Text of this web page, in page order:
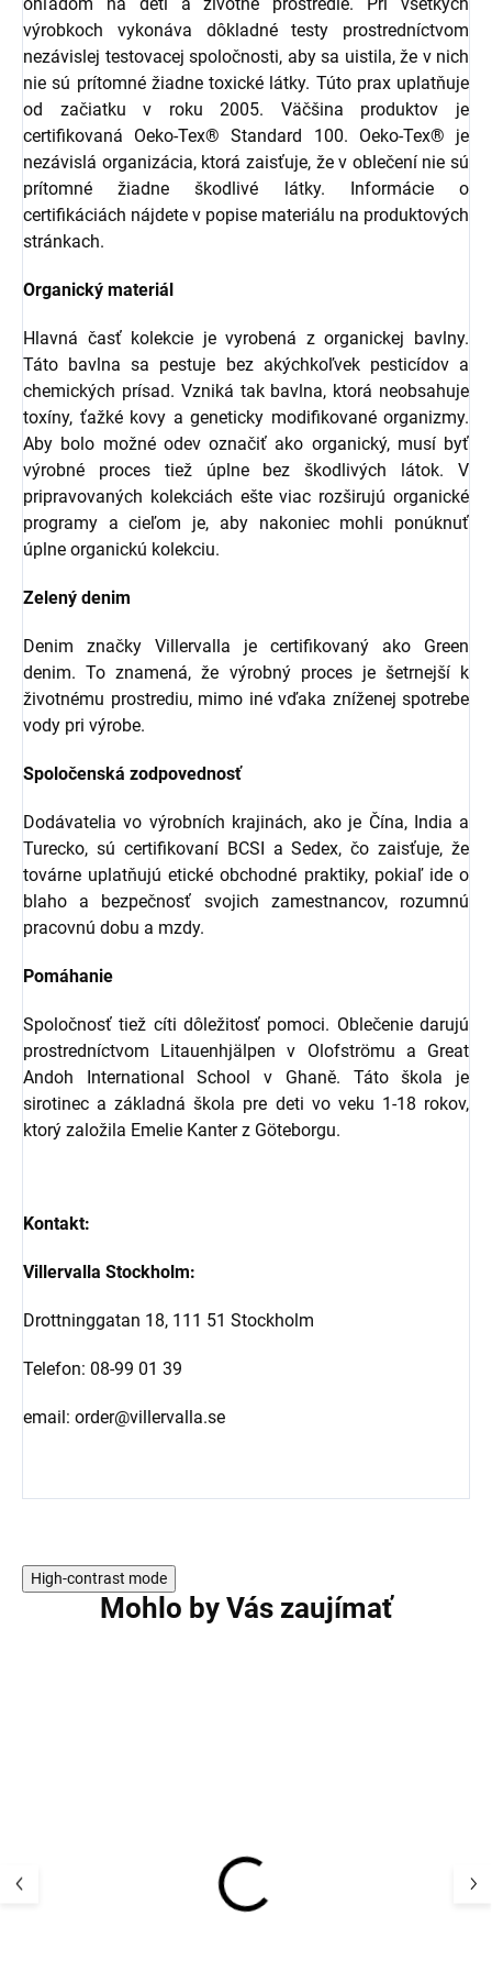
výrobkoch vykonáva dôkladné testy prostredníctvom
nezávislej testovacej spoločnosti, aby sa uistila, že v nich
nie sú prítomné žiadne toxické látky. Túto prax uplatňuje
od začiatku v roku 2005. Väčšina produktov je
certifikovaná Oeko-Tex® Standard 100. Oeko-Tex® je
nezávislá organizácia, ktorá zaisťuje, že v oblečení nie sú
prítomné žiadne škodlivé látky. Informácie o
certifikáciách nájdete v popise materiálu na produktových
stránkach.
Organický materiál
Hlavná časť kolekcie je vyrobená z organickej bavlny.
Táto bavlna sa pestuje bez akýchkoľvek pesticídov a
chemických prísad. Vzniká tak bavlna, ktorá neobsahuje
toxíny, ťažké kovy a geneticky modifikované organizmy.
Aby bolo možné odev označiť ako organický, musí byť
výrobné proces tiež úplne bez škodlivých látok. V
pripravovaných kolekciách ešte viac rozširujú organické
programy a cieľom je, aby nakoniec mohli ponúknuť
úplne organickú kolekciu.
Zelený denim
Denim značky Villervalla je certifikovaný ako Green
denim. To znamená, že výrobný proces je šetrnejší k
životnému prostrediu, mimo iné vďaka zníženej spotrebe
vody pri výrobe.
Spoločenská zodpovednosť
Dodávatelia vo výrobních krajinách, ako je Čína, India a
Turecko, sú certifikovaní BCSI a Sedex, čo zaisťuje, že
továrne uplatňujú etické obchodné praktiky, pokiaľ ide o
blaho a bezpečnosť svojich zamestnancov, rozumnú
pracovnú dobu a mzdy.
Pomáhanie
Spoločnosť tiež cíti dôležitosť pomoci. Oblečenie darujú
prostredníctvom Litauenhjälpen v Olofströmu a Great
Andoh International School v Ghaně. Táto škola je
sirotinec a základná škola pre deti vo veku 1-18 rokov,
ktorý založila Emelie Kanter z Göteborgu.
Kontakt:
Villervalla Stockholm:
Drottninggatan 18, 111 51 Stockholm
Telefon: 08-99 01 39
email: order@villervalla.se
High-contrast mode
Mohlo by Vás zaujímať